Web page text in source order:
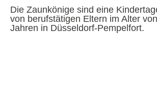
Die Zaunkönige sind eine
von berufstätigen Eltern im Alter
Jahren in Düsseldorf-Pempelfort.